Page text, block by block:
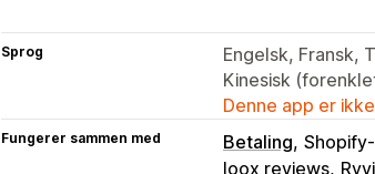
Sprog
Engelsk, Fransk,
Kinesisk
Denne app er
Fungerer sammen med Betaling
loox reviews